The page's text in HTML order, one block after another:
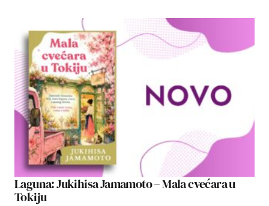
Laguna: Jukihisa Jamamoto – Mala cvećara u
Tokiju